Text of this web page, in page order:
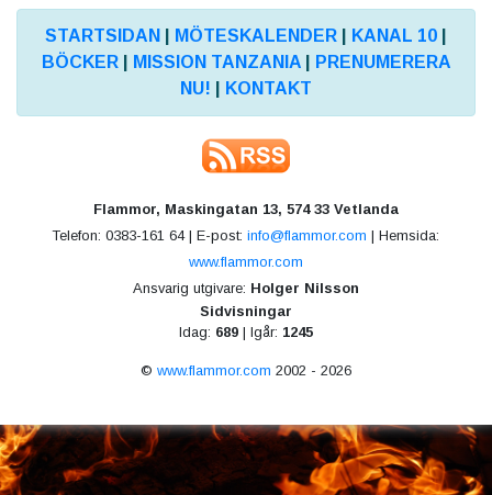
STARTSIDAN MÖTESKALENDER KANAL 10
BÖCKER| MISSION TANZANIA|
PRENUMERERA
NU!
KONTAKT
Flammor, Maskingatan 13, 574 33 Vetlanda
Telefon: 0383-161 64 | E-post: info@flammor.com | Hemsida:
www.flammor.com
Ansvarig utgivare: Holger Nilsson
Sidvisningar
Idag: 689 | Igår: 1245
© www.flammor.com 2002 - 2026